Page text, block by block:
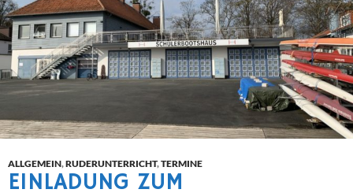
ALLGEMEIN,RUDERUNTERRICHT,TERMINE
EINLADUNG ZUM